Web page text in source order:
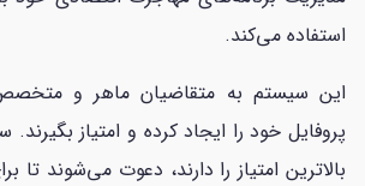
استفاده می‌کند.
این سیستم به متقاضیان ماهر و
پروفایل خود را ایجاد کرده و امتیاز
بالاترین امتیاز را دارند، دعوت می‌شوند تا